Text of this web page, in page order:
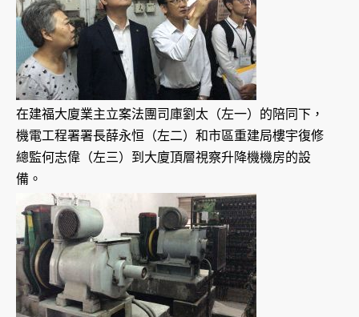
在建福大廈業主立案法團司庫劉太（左一）的陪同下，
機電工程署署長薛永恒（左二）和市區重建局樓宇復修
總監何志偉（左三）到大廈頂層視察升降機機房的設
備。